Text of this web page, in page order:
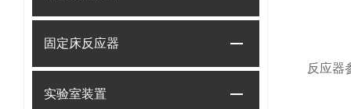
固定床反应器
实验室装置
反应器